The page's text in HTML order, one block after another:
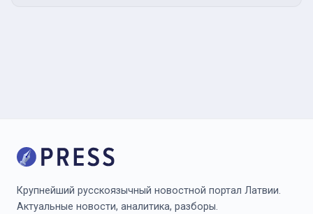
Крупнейший русскоязычный новостной портал Латвии.
Актуальные новости, аналитика, разборы.